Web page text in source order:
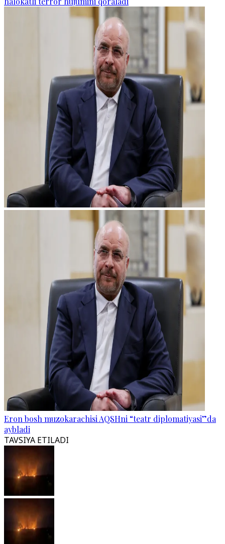
Eron bosh muzokarachisi AQSHni “teatr diplomatiyasi”da
aybladi
TAVSIYA ETILADI